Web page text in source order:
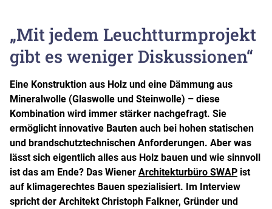
„Mit jedem Leuchtturmprojekt
gibt es weniger Diskussionen“
Eine Konstruktion aus Holz und eine Dämmung aus
Mineralwolle (Glaswolle und Steinwolle) – diese
Kombination wird immer stärker nachgefragt. Sie
ermöglicht innovative Bauten auch bei hohen statischen
und brandschutztechnischen Anforderungen. Aber was
lässt sich eigentlich alles aus Holz bauen und wie sinnvoll
ist das am Ende? Das Wiener Architekturbüro SWAP ist
auf klimagerechtes Bauen spezialisiert. Im Interview
spricht der Architekt Christoph Falkner, Gründer und